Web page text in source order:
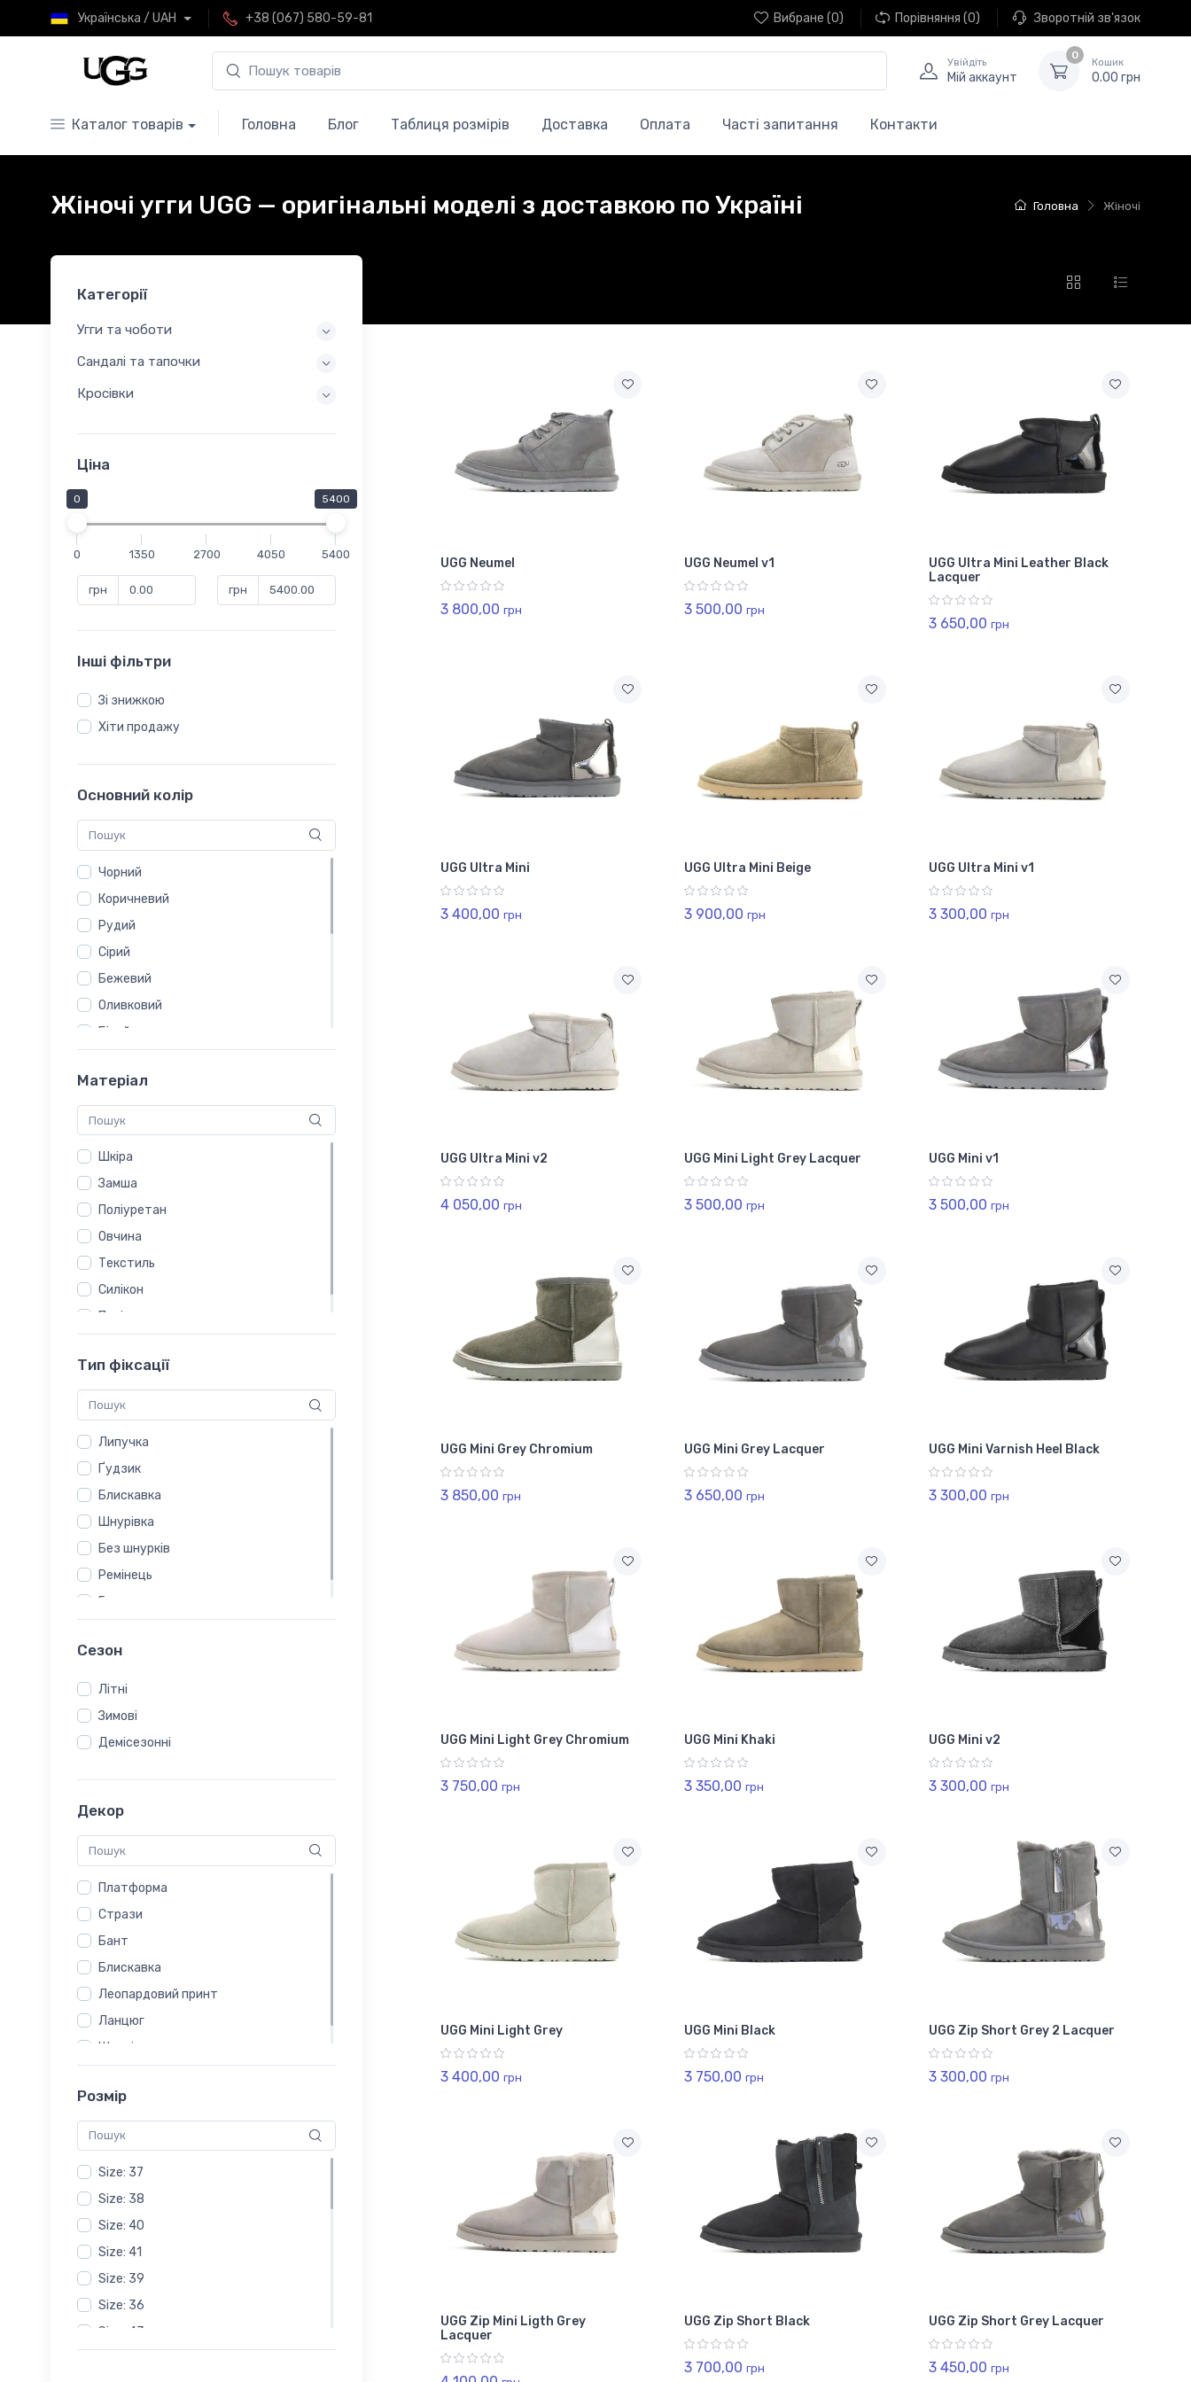
Українська / UAH +38 (067) 580-59-81 Вибране (0) Порівняння (0) Зворотній зв'язок
Увійдіть
Мій аккаунт
0
Кошик
0.00 грн
Каталог товарів Головна Блог Таблиця розмірів Доставка Оплата Часті запитання Контакти
Головна Жіночі
Жіночі угги UGG — оригінальні моделі з доставкою по Україні
Категорії
Угги та чоботи
Сандалі та тапочки
Кросівки
Ціна
0 5400
0 1350 2700 4050 5400
грн грн
Інші фільтри
Зі знижкою
Хіти продажу
Основний колір
Чорний
Коричневий
Рудий
Сірий
Бежевий
Оливковий
Білий
Зелений
Червоний
Хакі
Помаранчевий
Шоколад
Матеріал
Шкіра
Замша
Поліуретан
Овчина
Текстиль
Силікон
Поліестер
Тип фіксації
Липучка
Ґудзик
Блискавка
Шнурівка
Без шнурків
Ремінець
Гумка
Сезон
Літні
Зимові
Демісезонні
Декор
Платформа
Стрази
Бант
Блискавка
Леопардовий принт
Ланцюг
Шнурівка
Розмір
Size: 37
Size: 38
Size: 40
Size: 41
Size: 39
Size: 36
Size: 43
UGG Neumel
3 800,00 грн
UGG Neumel v1
3 500,00 грн
UGG Ultra Mini Leather Black
Lacquer
3 650,00 грн
UGG Ultra Mini
3 400,00 грн
UGG Ultra Mini Beige
3 900,00 грн
UGG Ultra Mini v1
3 300,00 грн
UGG Ultra Mini v2
4 050,00 грн
UGG Mini Light Grey Lacquer
3 500,00 грн
UGG Mini v1
3 500,00 грн
UGG Mini Grey Chromium
3 850,00 грн
UGG Mini Grey Lacquer
3 650,00 грн
UGG Mini Varnish Heel Black
3 300,00 грн
UGG Mini Light Grey Chromium
3 750,00 грн
UGG Mini Khaki
3 350,00 грн
UGG Mini v2
3 300,00 грн
UGG Mini Light Grey
3 400,00 грн
UGG Mini Black
3 750,00 грн
UGG Zip Short Grey 2 Lacquer
3 300,00 грн
UGG Zip Mini Ligth Grey
Lacquer
UGG Zip Short Black
3 700,00 грн
UGG Zip Short Grey Lacquer
3 450,00 грн